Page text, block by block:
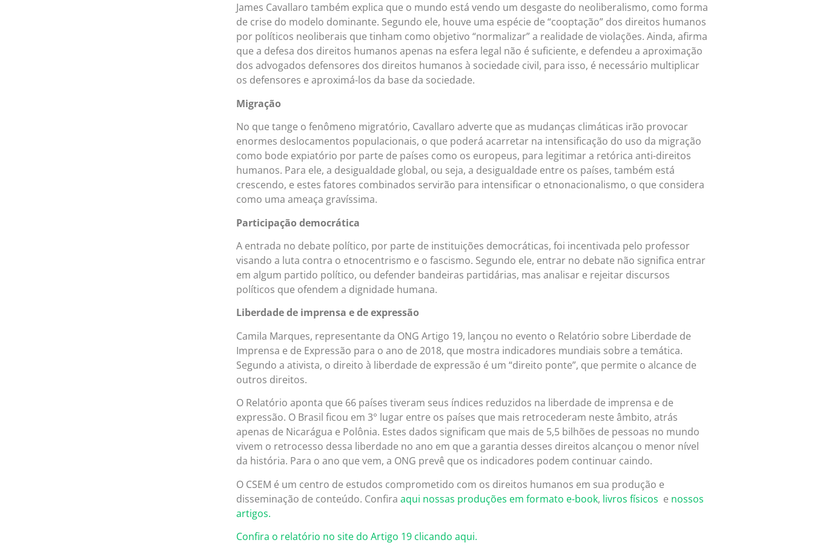
James Cavallaro também explica que o mundo está vendo um desgaste do neoliberalismo, como forma
de crise do modelo dominante. Segundo ele, houve uma espécie de “cooptação” dos direitos humanos
por políticos neoliberais que tinham como objetivo “normalizar” a realidade de violações. Ainda, afirma
que a defesa dos direitos humanos apenas na esfera legal não é suficiente, e defendeu a aproximação
dos advogados defensores dos direitos humanos à sociedade civil, para isso, é necessário multiplicar
os defensores e aproximá-los da base da sociedade.
Migração
No que tange o fenômeno migratório, Cavallaro adverte que as mudanças climáticas irão provocar
enormes deslocamentos populacionais, o que poderá acarretar na intensificação do uso da migração
como bode expiatório por parte de países como os europeus, para legitimar a retórica anti-direitos
humanos. Para ele, a desigualdade global, ou seja, a desigualdade entre os países, também está
crescendo, e estes fatores combinados servirão para intensificar o etnonacionalismo, o que considera
como uma ameaça gravíssima.
Participação democrática
A entrada no debate político, por parte de instituições democráticas, foi incentivada pelo professor
visando a luta contra o etnocentrismo e o fascismo. Segundo ele, entrar no debate não significa entrar
em algum partido político, ou defender bandeiras partidárias, mas analisar e rejeitar discursos
políticos que ofendem a dignidade humana.
Liberdade de imprensa e de expressão
Camila Marques, representante da ONG Artigo 19, lançou no evento o Relatório sobre Liberdade de
Imprensa e de Expressão para o ano de 2018, que mostra indicadores mundiais sobre a temática.
Segundo a ativista, o direito à liberdade de expressão é um “direito ponte”, que permite o alcance de
outros direitos.
O Relatório aponta que 66 países tiveram seus índices reduzidos na liberdade de imprensa e de
expressão. O Brasil ficou em 3° lugar entre os países que mais retrocederam neste âmbito, atrás
apenas de Nicarágua e Polônia. Estes dados significam que mais de 5,5 bilhões de pessoas no mundo
vivem o retrocesso dessa liberdade no ano em que a garantia desses direitos alcançou o menor nível
da história. Para o ano que vem, a ONG prevê que os indicadores podem continuar caindo.
O CSEM é um centro de estudos comprometido com os direitos humanos em sua produção e
disseminação de conteúdo. Confira aqui nossas produções em formato e-book, livros físicos e nossos
artigos.
Confira o relatório no site do Artigo 19 clicando aqui.